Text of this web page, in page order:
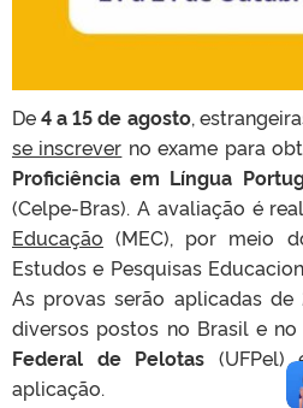
De4 a 15 de agosto,
se inscrever no exame para
Proficiência em Língua
(Celpe-Bras). A avaliação é
Educação (MEC), por meio
Estudos e Pesquisas
As provas serão aplicadas
diversos postos no Brasil e no
Federal de Pelotas
aplicação.